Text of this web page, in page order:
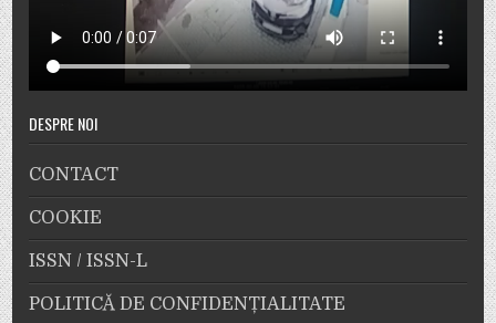
DESPRE NOI
CONTACT
COOKIE
ISSN / ISSN-L
POLITICĂ DE CONFIDENȚIALITATE